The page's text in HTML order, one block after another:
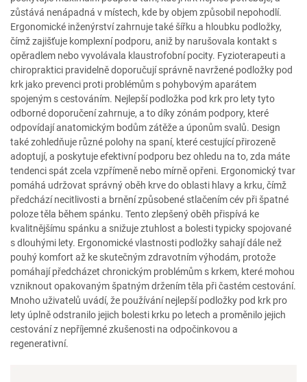
zůstává nenápadná v místech, kde by objem způsobil nepohodlí.
Ergonomické inženýrství zahrnuje také šířku a hloubku podložky,
čímž zajišťuje komplexní podporu, aniž by narušovala kontakt s
opěradlem nebo vyvolávala klaustrofobní pocity. Fyzioterapeuti a
chiropraktici pravidelně doporučují správně navržené podložky pod
krk jako prevenci proti problémům s pohybovým aparátem
spojeným s cestováním. Nejlepší podložka pod krk pro lety tyto
odborné doporučení zahrnuje, a to díky zónám podpory, které
odpovídají anatomickým bodům zátěže a úponům svalů. Design
také zohledňuje různé polohy na spaní, které cestující přirozeně
adoptují, a poskytuje efektivní podporu bez ohledu na to, zda máte
tendenci spát zcela vzpřímeně nebo mírně opřeni. Ergonomický tvar
pomáhá udržovat správný oběh krve do oblasti hlavy a krku, čímž
předchází necitlivosti a brnění způsobené stlačením cév při špatné
poloze těla během spánku. Tento zlepšený oběh přispívá ke
kvalitnějšímu spánku a snižuje ztuhlost a bolesti typicky spojované
s dlouhými lety. Ergonomické vlastnosti podložky sahají dále než
pouhý komfort až ke skutečným zdravotním výhodám, protože
pomáhají předcházet chronickým problémům s krkem, které mohou
vzniknout opakovaným špatným držením těla při častém cestování.
Mnoho uživatelů uvádí, že používání nejlepší podložky pod krk pro
lety úplně odstranilo jejich bolesti krku po letech a proměnilo jejich
cestování z nepříjemné zkušenosti na odpočinkovou a
regenerativní.